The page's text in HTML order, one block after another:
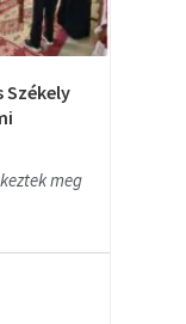
Székely
meg